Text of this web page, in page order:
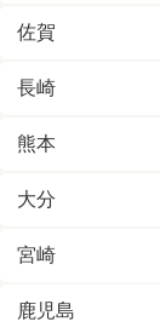
佐賀
長崎
熊本
大分
宮崎
鹿児島